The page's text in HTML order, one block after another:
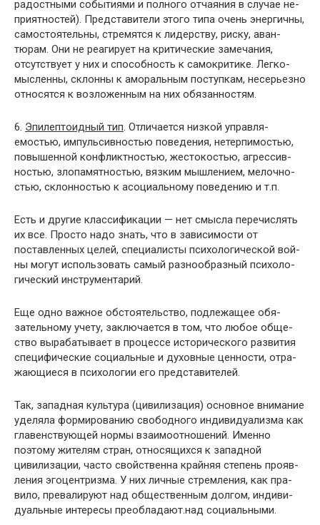
радостными событиями и полного отчаяния в случае не­
приятностей). Представители этого типа очень энергич­ны,
самостоятельны, стремятся к лидерству, риску, аван­
тюрам. Они не реагирует на критические замечания,
отсутствует у них и способность к самокритике. Легко­
мысленны, склонны к аморальным поступкам, несерьез­но
относятся к возложенным на них обязанностям.
6. Эпилептоидный тип. Отличается низкой управля­
емостью, импульсивностью поведения, нетерпимостью,
повышенной конфликтностью, жестокостью, агрессив­
ностью, злопамятностью, вязким мышлением, мелочно­
стью, склонностью к асоциальному поведению и т.п.
Есть и другие классификации — нет смысла перечис­лять
их все. Просто надо знать, что в зависимости от
поставленных целей, специалисты психологической вой­
ны могут использовать самый разнообразный психоло­
гический инструментарий.
Еще одно важное обстоятельство, подлежащее обя­
зательному учету, заключается в том, что любое обще­
ство вырабатывает в процессе исторического развития
специфические социальные и духовные ценности, отра­
жающиеся в психологии его представителей.
Так, западная культура (цивилизация) основное вни­мание
уделяла формированию свободного индивидуализ­ма как
главенствующей нормы взаимоотношений. Имен­но
поэтому жителям стран, относящихся к западной
цивилизации, часто свойственна крайняя степень прояв­
ления эгоцентризма. У них личные стремления, как пра­
вило, превалируют над общественным долгом, индиви­
дуальные интересы преобладают.над социальными.